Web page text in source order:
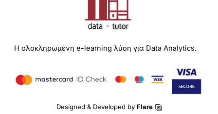
Η ολοκληρωμένη e-learning λύση για Data Analytics.
Designed & Developed by Flare